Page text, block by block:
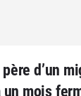
d’un
un mois